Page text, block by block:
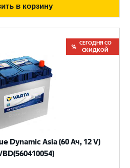
в корзину
СЕГОДНЯ СО
СКИДКОЙ
Dynamic Asia (60 Ач, 12 V)